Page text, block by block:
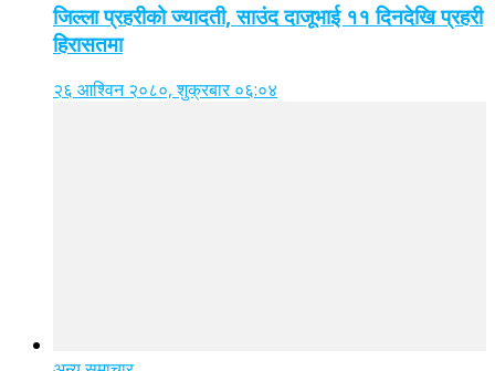
जिल्ला प्रहरीको ज्यादती, साउंद दाजूभाई ११ दिनदेखि प्रहरी
हिरासतमा
२६ आश्विन २०८०, शुक्रबार ०६:०४